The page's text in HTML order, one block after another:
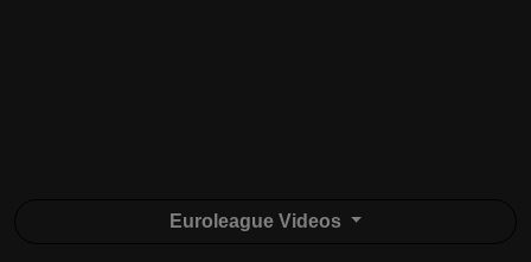
Euroleague Videos